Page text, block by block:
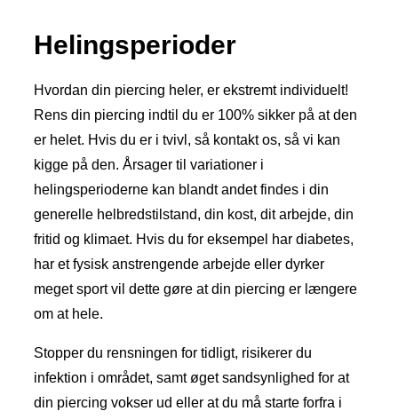
Helingsperioder
Hvordan din piercing heler, er ekstremt individuelt!
Rens din piercing indtil du er 100% sikker på at den
er helet. Hvis du er i tvivl, så kontakt os, så vi kan
kigge på den. Årsager til variationer i
helingsperioderne kan blandt andet findes i din
generelle helbredstilstand, din kost, dit arbejde, din
fritid og klimaet. Hvis du for eksempel har diabetes,
har et fysisk anstrengende arbejde eller dyrker
meget sport vil dette gøre at din piercing er længere
om at hele.
Stopper du rensningen for tidligt, risikerer du
infektion i området, samt øget sandsynlighed for at
din piercing vokser ud eller at du må starte forfra i